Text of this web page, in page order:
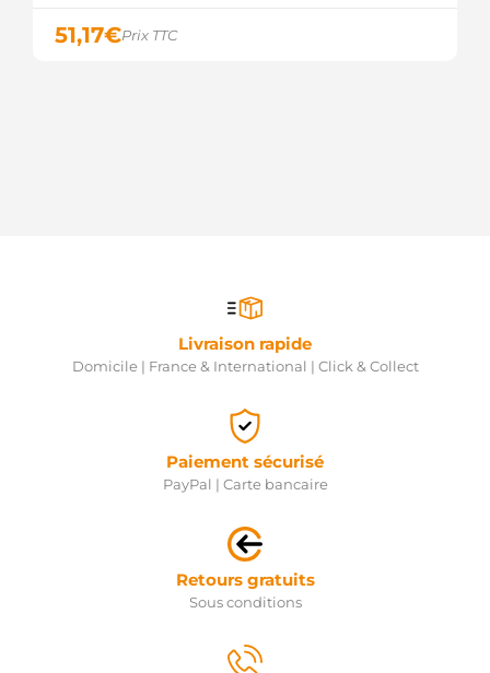
51,17€Prix TTC
Livraison rapide
Domicile | France & International | Click & Collect
Paiement sécurisé
PayPal | Carte bancaire
Retours gratuits
Sous conditions